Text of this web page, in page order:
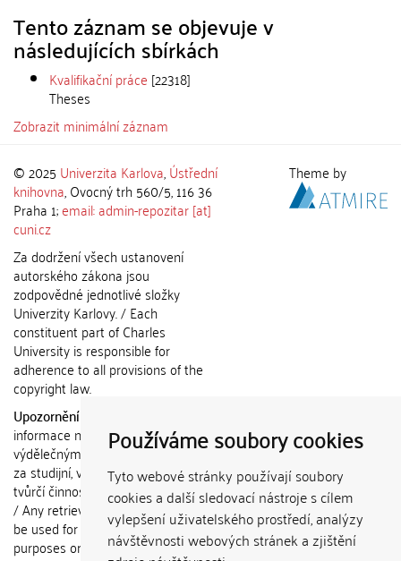
Používáme soubory cookies
Tyto webové stránky používají soubory
cookies a další sledovací nástroje s cílem
vylepšení uživatelského prostředí, analýzy
návštěvnosti webových stránek a zjištění
Tento záznam se objevuje v
následujících sbírkách
Kvalifikační práce [22318]
Theses
Zobrazit minimální záznam
© 2025 Univerzita Karlova,Ústřední
knihovna, Ovocný trh 560/5, 116 36
Praha 1;email: admin-repozitar [at]
cuni.cz
Za dodržení všech ustanovení
autorského zákona jsou
zodpovědné jednotlivé složky
Univerzity Karlovy. / Each
constituent part of Charles
University is responsible for
adherence to all provisions of the
copyright law.
Upozornění / Notice:
informace nemohou být použity k
výdělečným účelům nebo vydávány
za studijní, vědeckou nebo jinou
tvůrčí činnost jiné osoby než autora.
/ Any retrieved information shall not
be used for any commercial
purposes or claimed as results of
Theme by